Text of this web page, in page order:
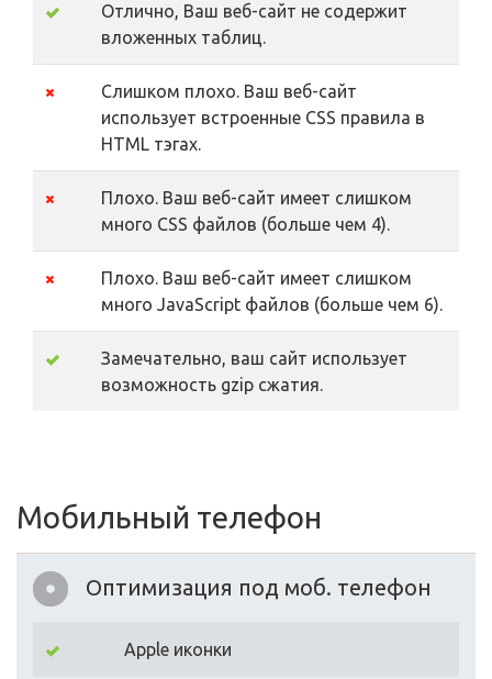
Отлично, Ваш веб-сайт не содержит
вложенных таблиц.
Слишком плохо. Ваш веб-сайт
использует встроенные CSS правила в
HTML тэгах.
Плохо. Ваш веб-сайт имеет слишком
много CSS файлов (больше чем 4).
Плохо. Ваш веб-сайт имеет слишком
много JavaScript файлов (больше чем 6).
Замечательно, ваш сайт использует
возможность gzip сжатия.
Мобильный телефон
Оптимизация под моб. телефон
Apple иконки